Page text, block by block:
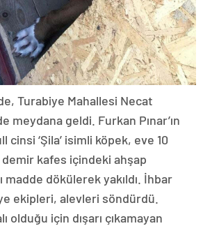
Turabiye Mahallesi Necat
meydana geldi. Furkan Pınar’ın
‘Şila’ isimli köpek, eve 10
kafes içindeki ahşap
madde dökülerek yakıldı. İhbar
ekipleri, alevleri söndürdü.
olduğu için dışarı çıkamayan